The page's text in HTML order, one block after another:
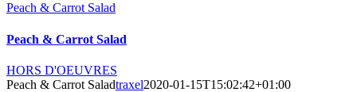
Peach & Carrot Salad
Peach & Carrot Salad
HORS D'OEUVRES
Peach & Carrot Saladtraxel2020-01-15T15:02:42+01:00